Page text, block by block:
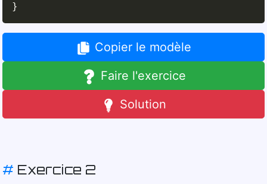
}
Copier le modèle
Faire l'exercice
Solution
# Exercice 2